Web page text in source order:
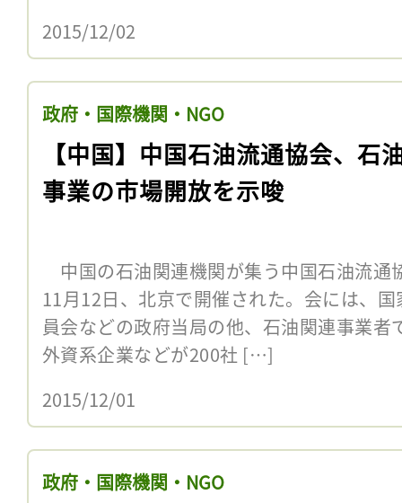
2015/12/02
政府・国際機関・NGO
【中国】中国石油流通協会、石
事業の市場開放を示唆
中国の石油関連機関が集う中国石油流通
11月12日、北京で開催された。会には、
員会などの政府当局の他、石油関連事業
外資系企業などが200社 […]
2015/12/01
政府・国際機関・NGO